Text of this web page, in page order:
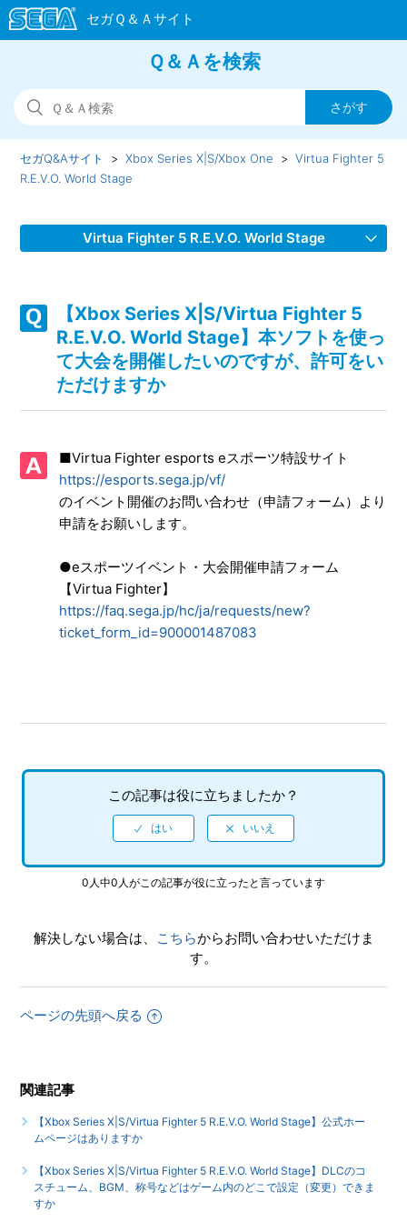
Ｑ＆Ａを検索
セガQ&Aサイト Xbox Series X|S/Xbox One
Virtua Fighter 5
R.E.V.O. World Stage
Virtua Fighter 5 R.E.V.O. World Stage
デュラルをアーケードモードで使えない
【Xbox Series X|S/Virtua Fighter 5 R.E.V.O. World Stage】
クロスプレイを制限したい・有効にしたい
【Xbox Series X|S/Virtua Fighter 5 R.E.V.O. World Stage】
【Xbox Series X|S/Virtua Fighter 5 R.E.V.O. World Stage】
取扱説明書（マニュアル）はありますか
シェア機能に対応していますか（制限されている機能はあり
ますか）
【Xbox Series X|S/Virtua Fighter 5 R.E.V.O. World Stage】
プレイ動画やゲーム画面写真を、動画サイト／SNS等で公開
ゲームが難しいのですが、何かコツはありませんか
【Xbox Series X|S/Virtua Fighter 5 R.E.V.O. World Stage】
エンディング後（クリア後）もプレイ可能でしょうか
【Xbox Series X|S/Virtua Fighter 5 R.E.V.O. World Stage】
【Xbox Series X|S/Virtua Fighter 5 R.E.V.O. World Stage】
もっと見る
【Xbox Series X|S/Virtua Fighter 5
R.E.V.O. World Stage】本ソフトを使っ
て大会を開催したいのですが、許可をい
ただけますか
■Virtua Fighter esports eスポーツ特設サイト
https://esports.sega.jp/vf/
のイベント開催のお問い合わせ（申請フォーム）より
申請をお願いします。
●eスポーツイベント・大会開催申請フォーム
【Virtua Fighter】
https://faq.sega.jp/hc/ja/requests/new?
ticket_form_id=900001487083
この記事は役に立ちましたか？
0人中0人がこの記事が役に立ったと言っています
解決しない場合は、 こちらからお問い合わせいただけま
す。
ページの先頭へ戻る
関連記事
【Xbox Series X|S/Virtua Fighter 5 R.E.V.O. World Stage】公式ホー
ムページはありますか
【Xbox Series X|S/Virtua Fighter 5 R.E.V.O. World Stage】DLCのコ
スチューム、BGM、称号などはゲーム内のどこで設定（変更）できま
すか